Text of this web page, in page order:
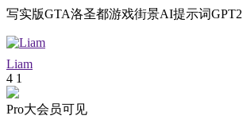
写实版GTA洛圣都游戏街景AI提示词GPT2
Liam
4 1
Pro大会员可见